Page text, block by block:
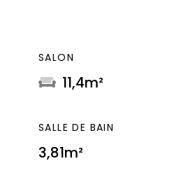
SALON
11,4m²
SALLE DE BAIN
3,81m²